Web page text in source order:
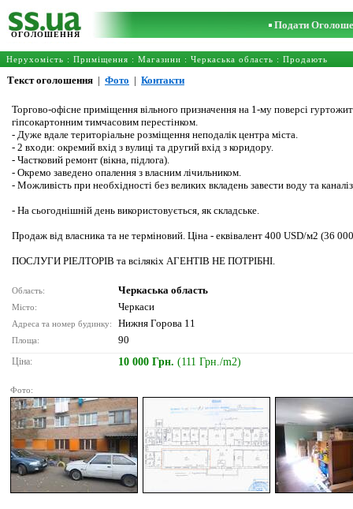
ОГОЛОШЕННЯ
Подати
Нерухомість : Приміщення : Магазини : Черкаська область : Продають
Текст оголошення | Фото | Контакти
Торгово-офісне приміщення вільного призначення на 1-му поверсі
гіпсокартонним тимчасовим перестінком.
- Дуже вдале територіальне розміщення неподалік центра міста.
- 2 входи: окремий вхід з вулиці та другий вхід з коридору.
- Частковий ремонт (вікна, підлога).
- Окремо заведено опалення з власним лічильником.
- Можливість при необхідності без великих вкладень завести воду та
- На сьогоднішній день використовується, як складське.
Продаж від власника та не терміновий. Ціна - еквівалент 400 USD/м2 (36
ПОСЛУГИ РІЕЛТОРІВ та всілякіх АГЕНТІВ НЕ ПОТРІБНІ.
Область: Черкаська область
Місто: Черкаси
Адреса та номер будинку: Нижня Горова 11
Площа: 90
Ціна: 10 000 Грн. (111 Грн./m2)
Фото: